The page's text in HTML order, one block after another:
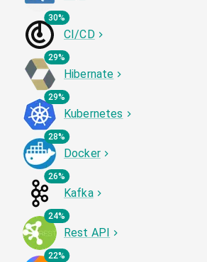
30%
CI/CD
29%
Hibernate
29%
Kubernetes
28%
Docker
26%
Kafka
24%
Rest API
22%